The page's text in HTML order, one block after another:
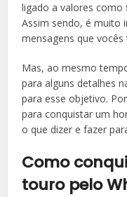
ligado a valores como
Assim sendo, é muito
mensagens que vocês
Mas, ao mesmo
para alguns detalhes
para esse objetivo.
para conquistar um
o que dizer e fazer
Como
touro pelo